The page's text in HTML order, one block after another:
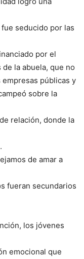
seducido por las
por el
la abuela, que no
públicas y
sobre la
relación, donde la
de amar a
fueran secundarios
los jóvenes
emocional que